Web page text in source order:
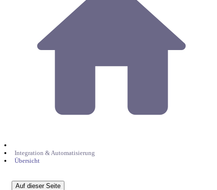
Integration & Automatisierung
Übersicht
Auf dieser Seite